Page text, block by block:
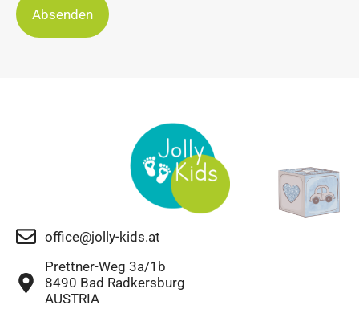
Absenden
office@jolly-kids.at
Prettner-Weg 3a/1b
8490 Bad Radkersburg
AUSTRIA